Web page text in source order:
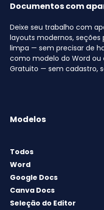
Documentos com
Deixe seu trabalho com
layouts modernos,
limpa — sem precisar de
como modelo do Word ou
Gratuito — sem cadastro,
Modelos
Todos
Word
Google Docs
Canva Docs
Seleção do Editor